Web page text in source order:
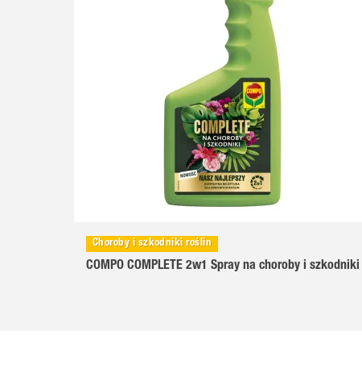
Choroby i szkodniki roślin
COMPO COMPLETE 2w1 Spray na choroby i szkodniki